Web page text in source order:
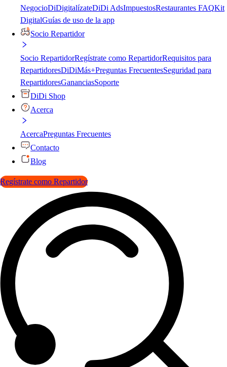
NegocioDiDigitalízateDiDi AdsImpuestosRestaurantes FAQKit
DigitalGuías de uso de la app
Socio Repartidor
Socio RepartidorRegístrate como RepartidorRequisitos para
RepartidoresDiDiMás+Preguntas FrecuentesSeguridad para
RepartidoresGananciasSoporte
DiDi Shop
Acerca
AcercaPreguntas Frecuentes
Contacto
Blog
Regístrate como Repartidor